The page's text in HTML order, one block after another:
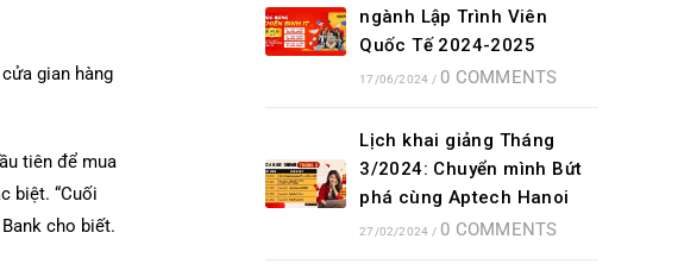
gian hàng
tiên để mua
biệt. “Cuối
cho biết.
ngành Lập Trình Viên
Quốc Tế 2024-2025
17/06/2024 / 0 COMMENTS
Lịch khai giảng Tháng
3/2024: Chuyển mình Bứt
phá cùng Aptech Hanoi
27/02/2024 / 0 COMMENTS